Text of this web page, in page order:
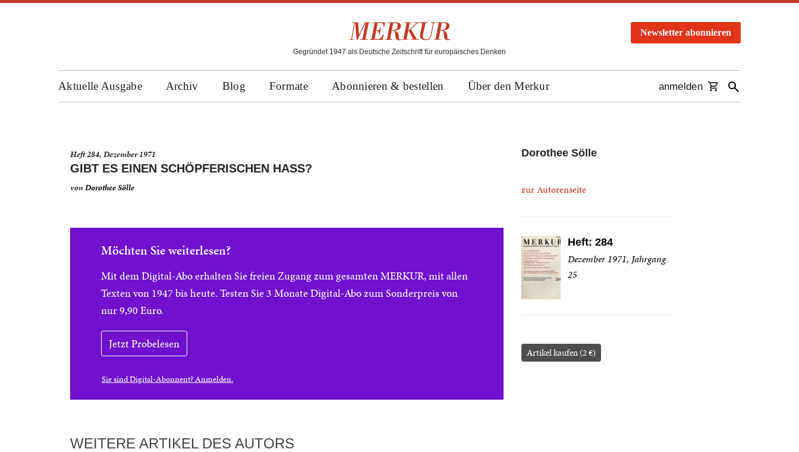
Gegründet 1947 als Deutsche Zeitschrift für europäisches Denken
Newsletter abonnieren
Aktuelle Ausgabe Archiv Blog Formate Abonnieren & bestellen Über den Merkur anmelden
Heft 284, Dezember 1971
GIBT ES EINEN SCHÖPFERISCHEN HASS?
vonDorothee Sölle
Möchten Sie weiterlesen?
Mit dem Digital-Abo erhalten Sie freien Zugang zum gesamten MERKUR, mit allen
Texten von 1947 bis heute. Testen Sie 3 Monate Digital-Abo zum Sonderpreis von
nur 9,90 Euro.
Jetzt Probelesen
Sie sind Digital-Abonnent? Anmelden.
Dorothee Sölle
zur Autorenseite
Heft: 284
Dezember 1971, Jahrgang
25
Artikel kaufen (2 €)
WEITERE ARTIKEL DES AUTORS